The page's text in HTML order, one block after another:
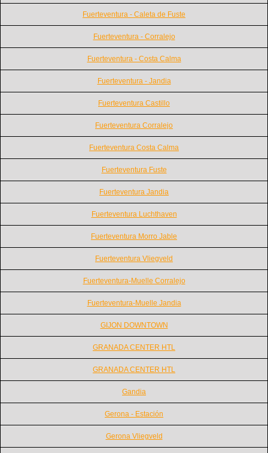
Fuerteventura - Caleta de Fuste
Fuerteventura - Corralejo
Fuerteventura - Costa Calma
Fuerteventura - Jandia
Fuerteventura Castillo
Fuerteventura Corralejo
Fuerteventura Costa Calma
Fuerteventura Fuste
Fuerteventura Jandia
Fuerteventura Luchthaven
Fuerteventura Morro Jable
Fuerteventura Vliegveld
Fuerteventura-Muelle Corralejo
Fuerteventura-Muelle Jandia
GIJON DOWNTOWN
GRANADA CENTER HTL
GRANADA CENTER HTL
Gandia
Gerona - Estación
Gerona Vliegveld